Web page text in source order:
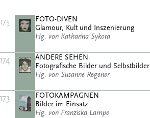
175
FOTO-DIVEN
Glamour, Kult und Inszenierung
Hg. von Katharina Sykora
174
ANDERE SEHEN
Fotografische Bilder und Selbstbilder
Hg. von Susanne Regener
173
FOTOKAMPAGNEN
Bilder im Einsatz
Hg. von Franziska Lampe